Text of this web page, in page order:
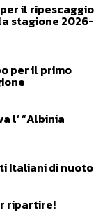
il ripescaggio
stagione 2026-
per il primo
l’ “Albinia
Italiani di nuoto
ripartire!